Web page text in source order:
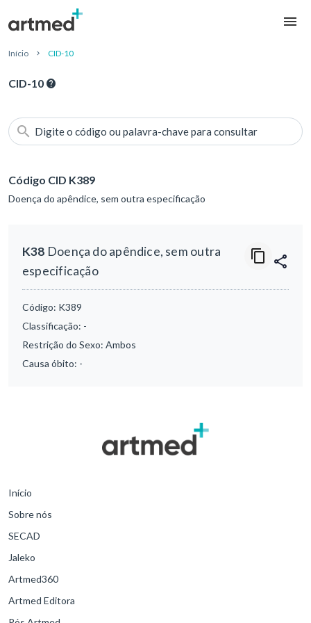
Início CID-10
CID-10
Digite o código ou palavra-chave para consultar
Código CID K389
Doença do apêndice, sem outra especificação
K38 Doença do apêndice, sem outra
especificação
Código: K389
Classificação: -
Restrição do Sexo: Ambos
Causa óbito: -
Início
Sobre nós
SECAD
Jaleko
Artmed360
Artmed Editora